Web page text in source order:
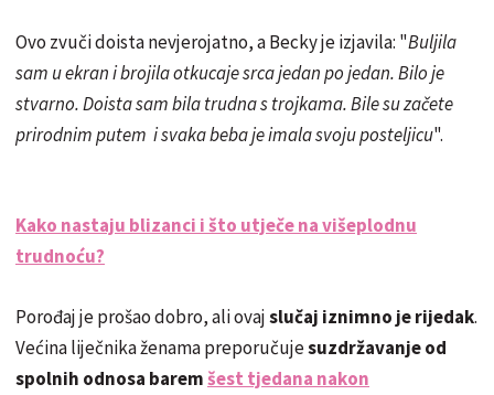
Ovo zvuči doista nevjerojatno, a Becky je izjavila: "Buljila
sam u ekran i brojila otkucaje srca jedan po jedan. Bilo je
stvarno. Doista sam bila trudna s trojkama. Bile su začete
prirodnim putem i svaka beba je imala svoju posteljicu".
Kako nastaju blizanci i što utječe na višeplodnu
trudnoću?
Porođaj je prošao dobro, ali ovajslučaj iznimno je rijedak.
Većina liječnika ženama preporučujesuzdržavanje od
spolnih odnosa baremšest tjedana nakon